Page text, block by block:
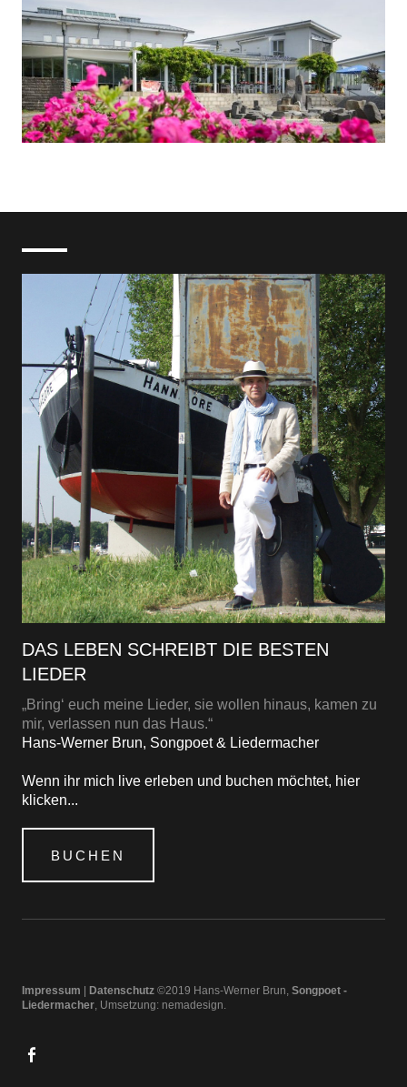
DAS LEBEN SCHREIBT DIE BESTEN
LIEDER
„Bring‘ euch meine Lieder, sie wollen hinaus, kamen zu
mir, verlassen nun das Haus.“
Hans-Werner Brun, Songpoet & Liedermacher
Wenn ihr mich live erleben und buchen möchtet, hier
klicken...
BUCHEN
Impressum | Datenschutz©2019 Hans-Werner Brun,Songpoet -
Liedermacher, Umsetzung: nemadesign